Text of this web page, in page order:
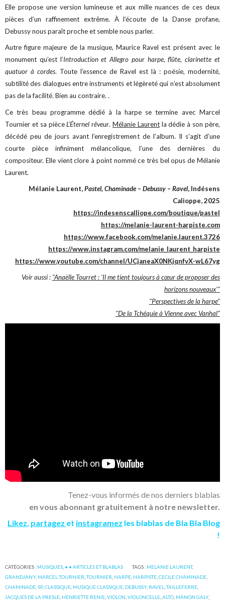
Elle propose une version lumineuse et aux mille nuances de ces deux
pièces d’un raffinement extrême. À l’écoute de la Danse profane,
Debussy nous paraît proche et semble nous parler.
Autre figure majeure de la musique, Maurice Ravel est présent avec le
monument qu’est l’Introduction et Allegro pour harpe, flûte, clarinette et
quatuor à cordes. Toute l’essence de Ravel est là : poésie, modernité,
subtilité des dialogues entre instruments et légèreté qui n’est absolument
pas de la facilité. Bien au contraire. .
Ce très beau programme dédié à la harpe se termine avec Marcel
Tournier et sa pièceL’Éternel rêveur. Mélanie Laurentla dédie à son père,
décédé peu de jours avant l’enregistrement de l’album. Il s’agit d’une
courte pièce infiniment mélancolique, l’une des dernières du
compositeur. Elle vient clore à point nommé ce très bel opus de Mélanie
Laurent.
Mélanie Laurent,Pastel, Chaminade – Debussy – Ravel, Indésens
Calioppe, 2025
https://indesenscalliope.com/boutique/pastel
https://melanie-laurent-harpiste.com
https://www.facebook.com/melanie.laurent.3726
https://www.instagram.com/melanie_laurent_harpiste
https://www.youtube.com/channel/UCjaneaX0NKjqnfvX-wL67yg
Voir aussi : "Anaëlle Tourret : ‘Il me tient toujours à cœur de proposer des
horizons nouveaux’"
"Perspectives de la harpe"
"De la Tchéquie à Vienne avec Vanhal"
Tenez-vous informés de nos derniers blablas
en vous abonnant gratuitement à notre newsletter.
Likez, partagez et instagramez les blablas de Bla Bla Blog
!
CATÉGORIES : MUSIQUES • • ARTICLES ET BLABLAS TAGS : MELANIE LAURENT,
GRANDJANY, MARCEL TOURNIER ,TOURNIER HARPE HARPISTE ,CECILE CHAMINADE
CHAMINADE ,SP,CLASSIQUE MUSIQUE CLASSIQUE DEBUSSY, RAVEL ,TAILLEFERRE
JACQUES DE LA PRESLE HENRIETTE RENIE ,VIOLON ,VIOLONCELLE ,ALTO MANON GALY,